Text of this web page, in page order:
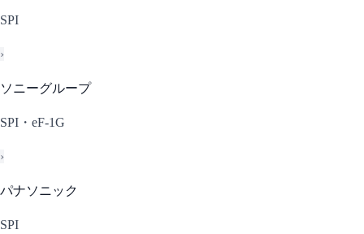
SPI
›
ソニーグループ
SPI・eF-1G
›
パナソニック
SPI